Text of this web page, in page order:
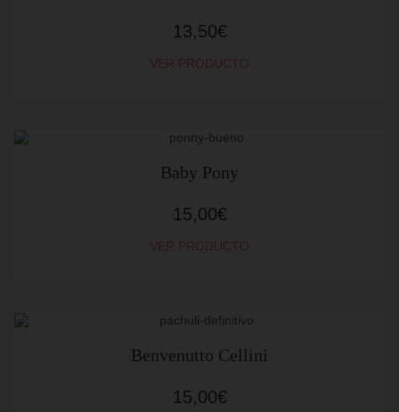
13,50€
VER PRODUCTO
Baby Pony
15,00€
VER PRODUCTO
Benvenutto Cellini
15,00€